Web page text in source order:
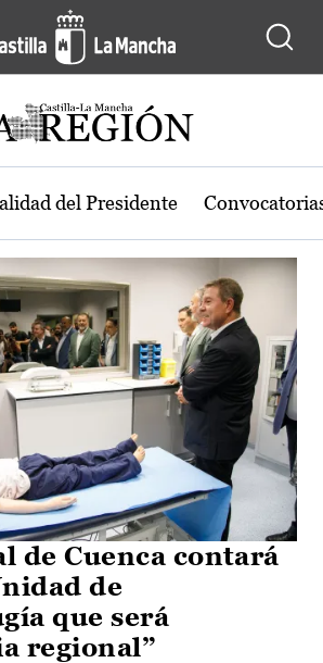
la región de Castilla-
del Presidente
de Cuenca contará
de
que será
regional”